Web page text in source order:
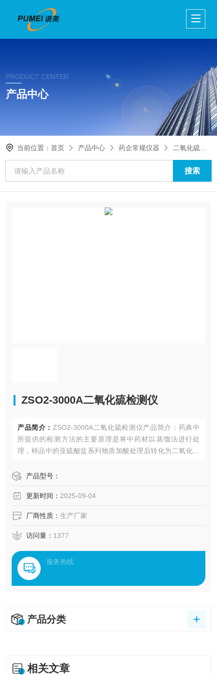
PRODUCT CENTER
产品中心
当前位置：首页 产品中心 药企常规仪器 二氧化硫检测仪
ZSO2-3000A二氧化硫检测仪
产品简介： ZSO2-3000A二氧化硫检测仪产品简介：药典中
所提供的检测方法的主要原理是将中药材以蒸馏法进行处
理，样品中的亚硫酸盐系列物质加酸处理后转化为二氧化硫
化为硫酸根离子，采用酸碱滴定法测定，计算药材及饮片中
产品型号：
更新时间： 2025-09-04
厂商性质： 生产厂家
访问量： 1377
服务热线
产品分类
相关文章